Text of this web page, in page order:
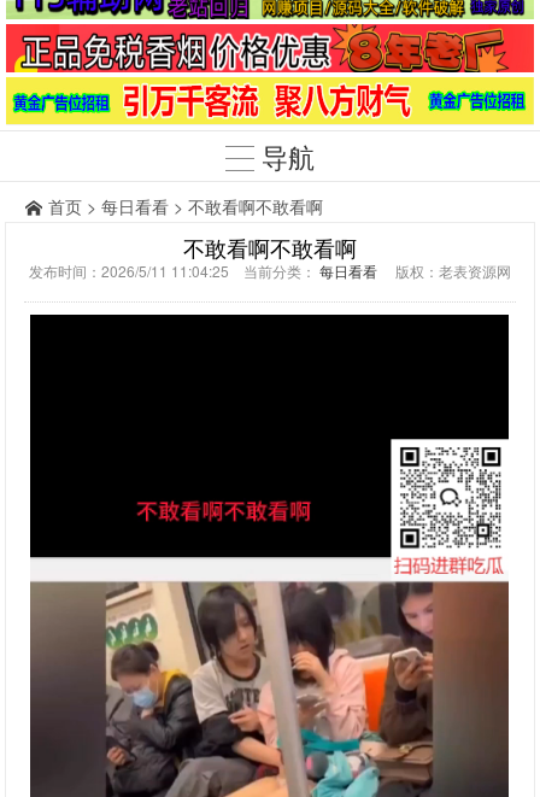
导航
首页 > 每日看看 > 不敢看啊不敢看啊
不敢看啊不敢看啊
发布时间：2026/5/11 11:04:25 当前分类： 每日看看 版权：老表资源网